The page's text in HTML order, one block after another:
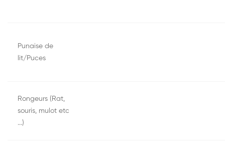
Punaise de
lit/Puces
Rongeurs (Rat,
souris, mulot etc
...)